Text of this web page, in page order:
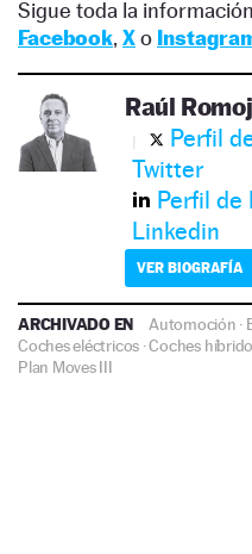
Sigue toda la
Facebook, Xo
Raúl
Perfil
Twitter
Perfil de
Linkedin
VER BIOGRAFÍA
ARCHIVADO EN Automoción ·
Coches eléctricos ·Coches
Plan Moves III